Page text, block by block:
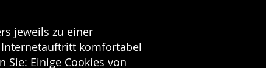
jeweils zu einer
komfortabel
Sie: Einige Cookies von